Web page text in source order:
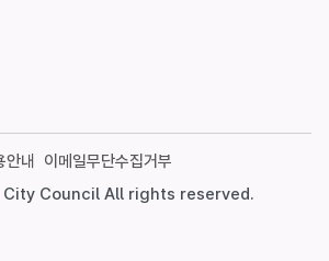
안내
이메일무단수집거부
Council All rights reserved.